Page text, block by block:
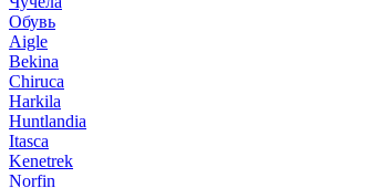
Обувь
Aigle
Bekina
Chiruсa
Harkila
Huntlandia
Itasca
Kenetrek
Norfin